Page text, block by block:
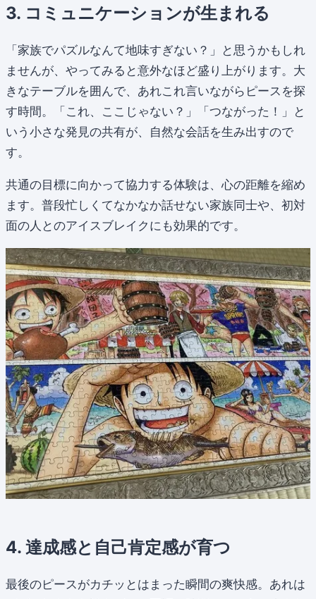
3. コミュニケーションが生まれる
「家族でパズルなんて地味すぎない？」と思うかもしれ
ませんが、やってみると意外なほど盛り上がります。大
きなテーブルを囲んで、あれこれ言いながらピースを探
す時間。「これ、ここじゃない？」「つながった！」と
いう小さな発見の共有が、自然な会話を生み出すので
す。
共通の目標に向かって協力する体験は、心の距離を縮め
ます。普段忙しくてなかなか話せない家族同士や、初対
面の人とのアイスブレイクにも効果的です。
4. 達成感と自己肯定感が育つ
最後のピースがカチッとはまった瞬間の爽快感。あれは